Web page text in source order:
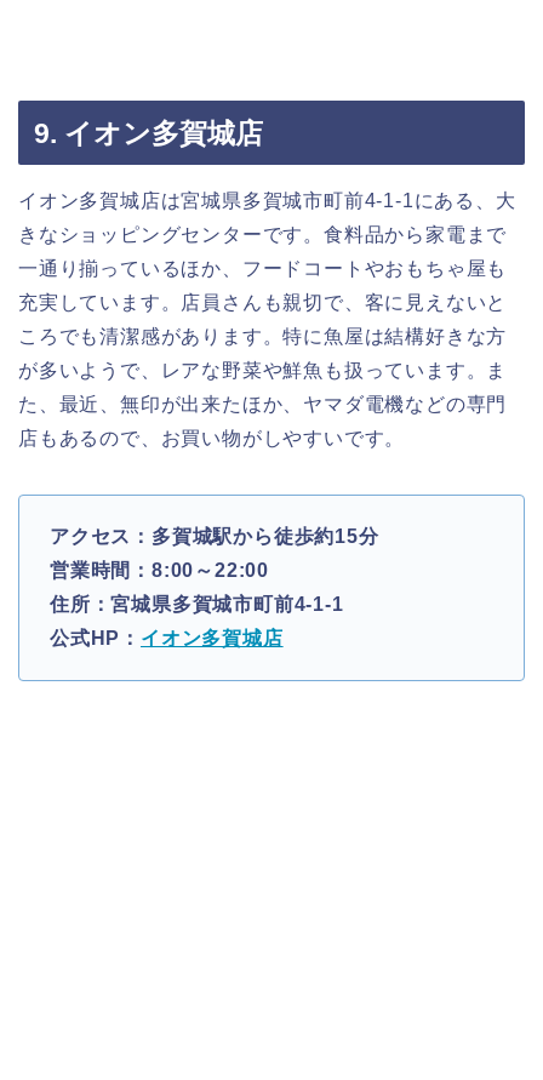
9. イオン多賀城店
イオン多賀城店は宮城県多賀城市町前4-1-1にある、大
きなショッピングセンターです。食料品から家電まで
一通り揃っているほか、フードコートやおもちゃ屋も
充実しています。店員さんも親切で、客に見えないと
ころでも清潔感があります。特に魚屋は結構好きな方
が多いようで、レアな野菜や鮮魚も扱っています。ま
た、最近、無印が出来たほか、ヤマダ電機などの専門
店もあるので、お買い物がしやすいです。
アクセス：多賀城駅から徒歩約15分
営業時間：8:00～22:00
住所：宮城県多賀城市町前4-1-1
公式HP： イオン多賀城店